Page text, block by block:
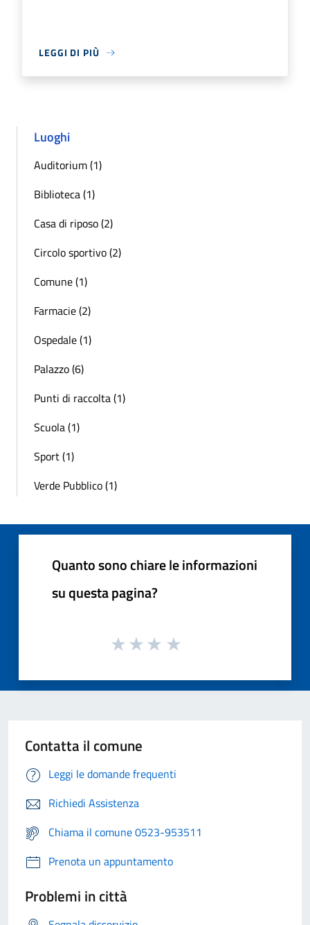
LEGGI DI PIÙ
Luoghi
Auditorium (1)
Biblioteca (1)
Casa di riposo (2)
Circolo sportivo (2)
Comune (1)
Farmacie (2)
Ospedale (1)
Palazzo (6)
Punti di raccolta (1)
Scuola (1)
Sport (1)
Verde Pubblico (1)
Quanto sono chiare le informazioni
su questa pagina?
Contatta il comune
Leggi le domande frequenti
Richiedi Assistenza
Chiama il comune 0523-953511
Prenota un appuntamento
Problemi in città